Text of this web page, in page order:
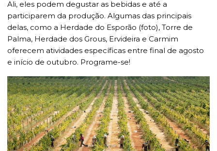
Ali, eles podem degustar as bebidas e até a
participarem da produção. Algumas das principais
delas, como a Herdade do Esporão (foto), Torre de
Palma, Herdade dos Grous, Ervideira e Carmim
oferecem atividades específicas entre final de agosto
e início de outubro. Programe-se!